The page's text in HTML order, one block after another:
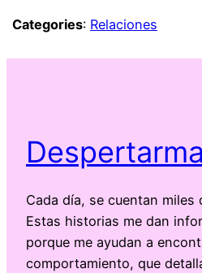
Categories: Relaciones
Cada día, se cuentan miles
Estas historias me dan
porque me ayudan a
comportamiento, que